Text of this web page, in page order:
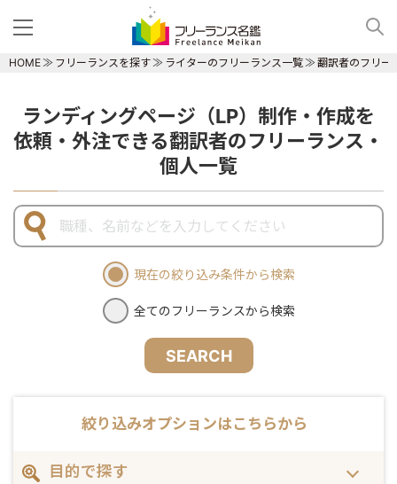
HOME フリーランスを探す ライターのフリーランス一覧 翻訳者のフリー
ランディングページ（LP）制作・作成を
依頼・外注できる翻訳者のフリーランス・
個人一覧
現在の絞り込み条件から検索
全てのフリーランスから検索
SEARCH
絞り込みオプションはこちらから
目的で探す